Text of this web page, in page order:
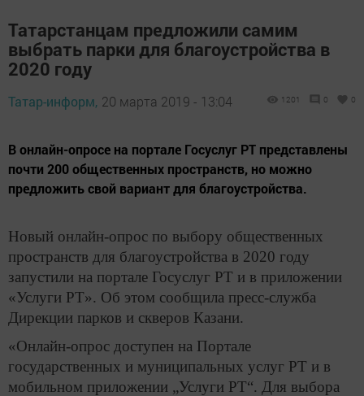
Татарстанцам предложили самим
выбрать парки для благоустройства в
2020 году
Татар-информ, 20 марта 2019 - 13:04 1201 0 0
В онлайн-опросе на портале Госуслуг РТ представлены
почти 200 общественных пространств, но можно
предложить свой вариант для благоустройства.
Новый онлайн-опрос по выбору общественных
пространств для благоустройства в 2020 году
запустили на портале Госуслуг РТ и в приложении
«Услуги РТ». Об этом сообщила пресс-служба
Дирекции парков и скверов Казани.
«Онлайн-опрос доступен на Портале
государственных и муниципальных услуг РТ и в
мобильном приложении „Услуги РТ“. Для выбора